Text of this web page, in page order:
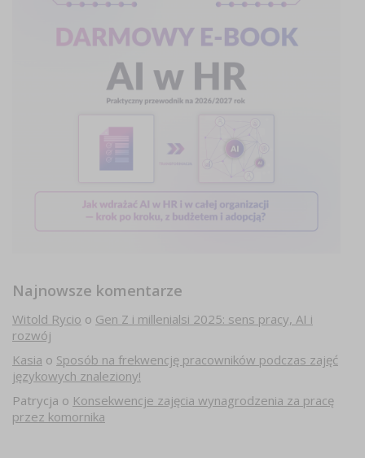
Najnowsze komentarze
Witold Rycio o Gen Z i millenialsi 2025: sens pracy, AI i
rozwój
Kasia o Sposób na frekwencję pracowników podczas zajęć
językowych znaleziony!
Patrycja o Konsekwencje zajęcia wynagrodzenia za pracę
przez komornika